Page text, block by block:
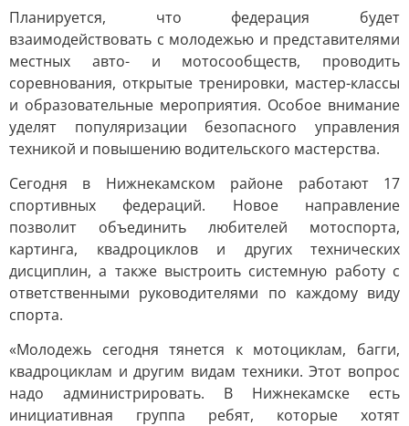
Планируется, что федерация будет
взаимодействовать с молодежью и представителями
местных авто- и мотосообществ, проводить
соревнования, открытые тренировки, мастер-классы
и образовательные мероприятия. Особое внимание
уделят популяризации безопасного управления
техникой и повышению водительского мастерства.
Сегодня в Нижнекамском районе работают 17
спортивных федераций. Новое направление
позволит объединить любителей мотоспорта,
картинга, квадроциклов и других технических
дисциплин, а также выстроить системную работу с
ответственными руководителями по каждому виду
спорта.
«Молодежь сегодня тянется к мотоциклам, багги,
квадроциклам и другим видам техники. Этот вопрос
надо администрировать. В Нижнекамске есть
инициативная группа ребят, которые хотят